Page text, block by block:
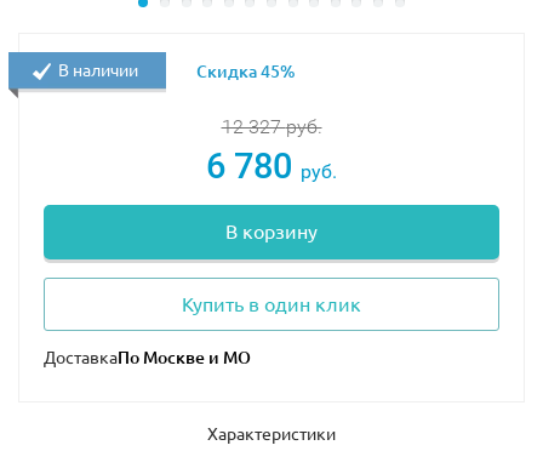
уникальных инсталляций из Лего. Оригинальная
книга волшебства займет достойное место на полке
подарит нотки таинственной готики дизайну любого
12 327руб.
6 780 руб.
В корзину
Купить в один клик
Доставка
В наличии Скидка 45%
Характеристики